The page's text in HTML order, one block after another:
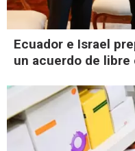
Ecuador e Israel
un acuerdo de